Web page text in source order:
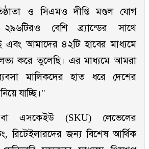
ও সিএমও দীপ্তি মণ্ডল যোগ
বেশি ব্র্যান্ডের সাথে
এবং আমাদের ৪২টি হাবের মাধ্যমে
করে তুলেছি। এর মাধ্যমে আমরা
মালিকদের হাত ধরে দেশের
যাচ্ছি।"
বা এসকেইউ (SKU) লেভেলের
রিটেইলারদের জন্য বিশেষ আর্থিক